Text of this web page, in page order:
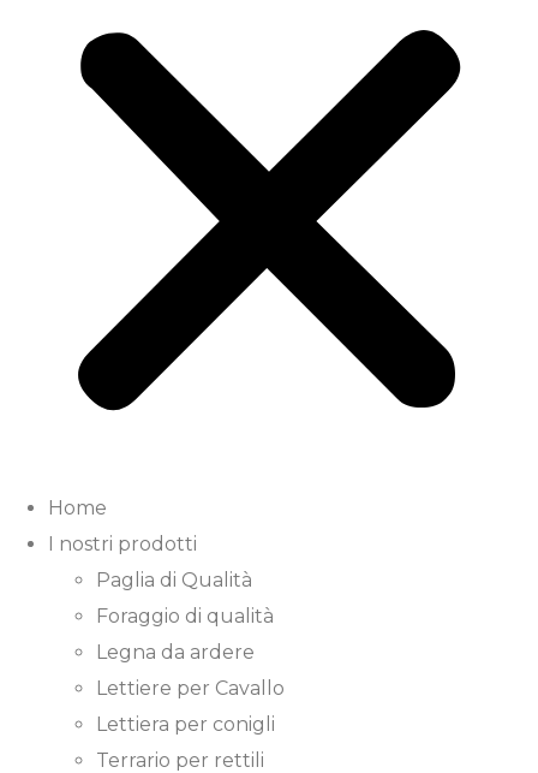
Home
I nostri prodotti
Paglia di Qualità
Foraggio di qualità
Legna da ardere
Lettiere per Cavallo
Lettiera per conigli
Terrario per rettili